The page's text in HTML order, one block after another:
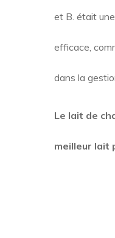
et B. était
efficace,
dans la
Le lait de
meilleur lait